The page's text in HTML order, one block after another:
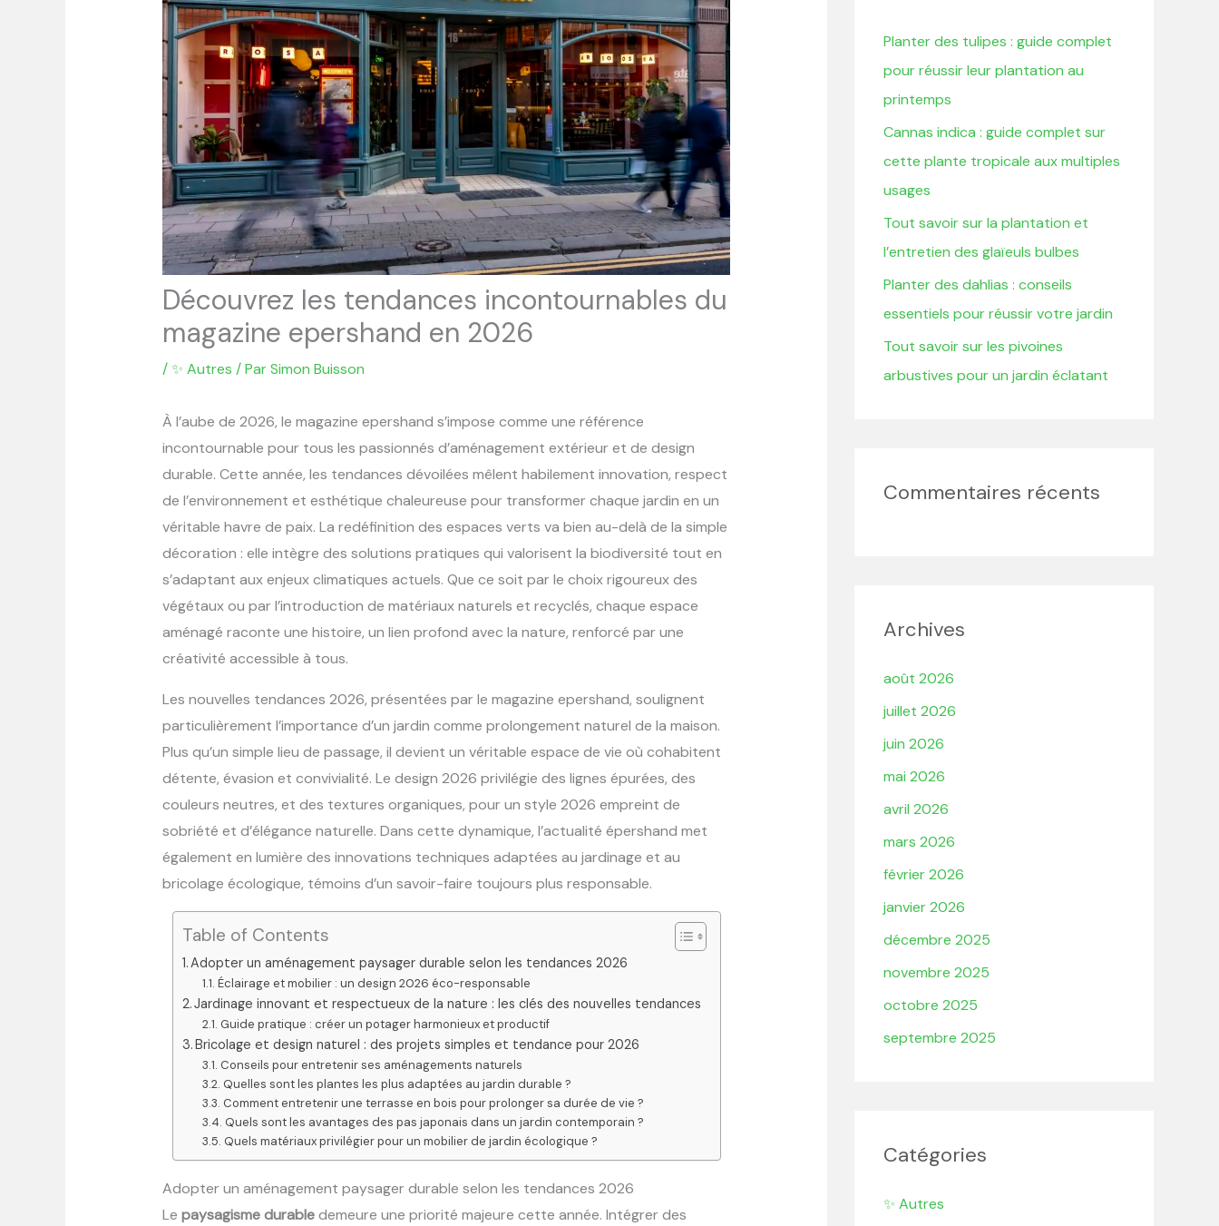
Découvrez les tendances incontournables du
magazine epershand en 2026
/✨ Autres / ParSimon Buisson
À l’aube de 2026, le magazine epershand s’impose comme une référence
incontournable pour tous les passionnés d’aménagement extérieur et de design
durable. Cette année, les tendances dévoilées mêlent habilement innovation, respect
de l’environnement et esthétique chaleureuse pour transformer chaque jardin en un
véritable havre de paix. La redéfinition des espaces verts va bien au-delà de la simple
décoration : elle intègre des solutions pratiques qui valorisent la biodiversité tout en
s’adaptant aux enjeux climatiques actuels. Que ce soit par le choix rigoureux des
végétaux ou par l’introduction de matériaux naturels et recyclés, chaque espace
aménagé raconte une histoire, un lien profond avec la nature, renforcé par une
créativité accessible à tous.
Les nouvelles tendances 2026, présentées par le magazine epershand, soulignent
particulièrement l’importance d’un jardin comme prolongement naturel de la maison.
Plus qu’un simple lieu de passage, il devient un véritable espace de vie où cohabitent
détente, évasion et convivialité. Le design 2026 privilégie des lignes épurées, des
couleurs neutres, et des textures organiques, pour un style 2026 empreint de
sobriété et d’élégance naturelle. Dans cette dynamique, l’actualité épershand met
également en lumière des innovations techniques adaptées au jardinage et au
bricolage écologique, témoins d’un savoir-faire toujours plus responsable.
Table of Contents
Adopter un aménagement paysager durable selon les tendances 2026
Éclairage et mobilier : un design 2026 éco-responsable
Jardinage innovant et respectueux de la nature : les clés des nouvelles tendances
Guide pratique : créer un potager harmonieux et productif
Bricolage et design naturel : des projets simples et tendance pour 2026
Conseils pour entretenir ses aménagements naturels
Quelles sont les plantes les plus adaptées au jardin durable ?
Comment entretenir une terrasse en bois pour prolonger sa durée de vie ?
Quels sont les avantages des pas japonais dans un jardin contemporain ?
Quels matériaux privilégier pour un mobilier de jardin écologique ?
Adopter un aménagement paysager durable selon les tendances 2026
Le paysagisme durabledemeure une priorité majeure cette année. Intégrer des
c
h
e
r
:
Planter des tulipes : guide complet
pour réussir leur plantation au
printemps
Cannas indica : guide complet sur
cette plante tropicale aux multiples
usages
Tout savoir sur la plantation et
l’entretien des glaïeuls bulbes
Planter des dahlias : conseils
essentiels pour réussir votre jardin
Tout savoir sur les pivoines
arbustives pour un jardin éclatant
Commentaires récents
Archives
août 2026
juillet 2026
juin 2026
mai 2026
avril 2026
mars 2026
février 2026
janvier 2026
décembre 2025
novembre 2025
octobre 2025
septembre 2025
Catégories
✨ Autres